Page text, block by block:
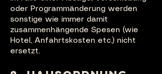
oder Programmänderung werden
sonstige wie immer damit
zusammenhängende Spesen (wie
Hotel, Anfahrtskosten etc.) nicht
ersetzt.